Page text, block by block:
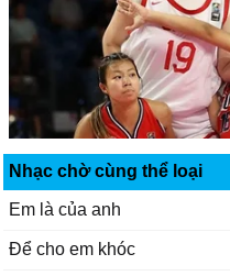
Nhạc chờ cùng thể loại
Em là của anh
Để cho em khóc